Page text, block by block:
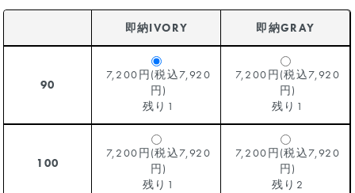
即納IVORY 即納GRAY
90
7,200円(税込7,920
円)
残り1
7,200円(税込7,920
円)
残り1
100
7,200円(税込7,920
円)
残り1
7,200円(税込7,920
円)
残り2